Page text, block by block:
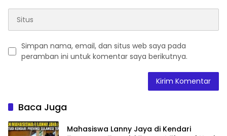
Simpan nama, email, dan situs web saya pada
peramban ini untuk komentar saya berikutnya.
Baca Juga
Mahasiswa Lanny Jaya di Kendari